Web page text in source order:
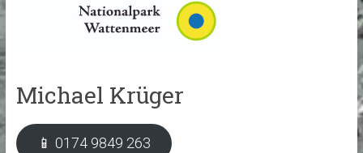
Michael Krüger
📱 0174 9849 263